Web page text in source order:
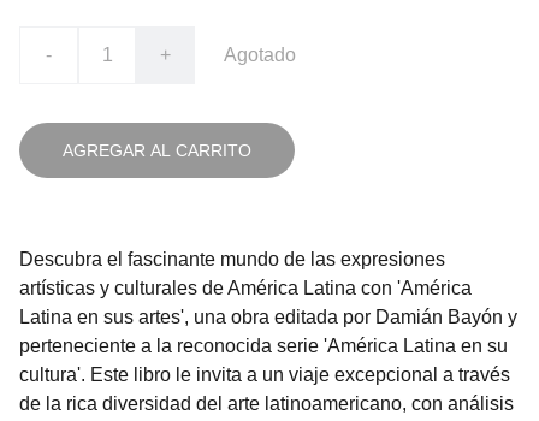
- + Agotado
AGREGAR AL CARRITO
Descubra el fascinante mundo de las expresiones
artísticas y culturales de América Latina con 'América
Latina en sus artes', una obra editada por Damián Bayón y
perteneciente a la reconocida serie 'América Latina en su
cultura'. Este libro le invita a un viaje excepcional a través
de la rica diversidad del arte latinoamericano, con análisis